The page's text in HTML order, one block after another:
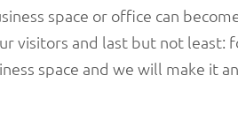
space or office can
visitors and last but not least:
space and we will make it